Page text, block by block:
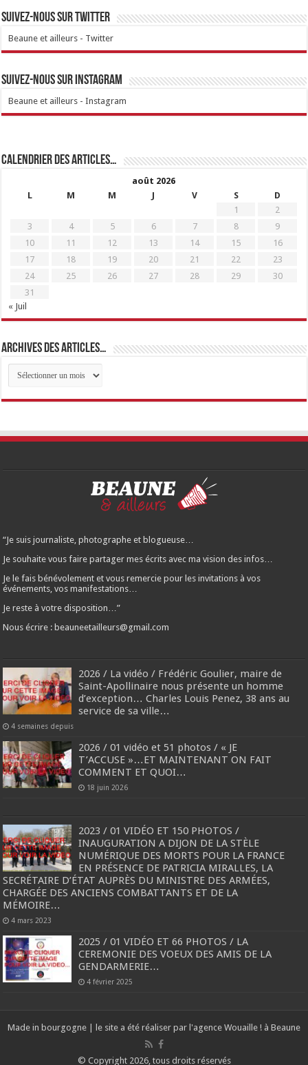
Suivez-nous sur Twitter
Beaune et ailleurs - Twitter
Suivez-nous sur Instagram
Beaune et ailleurs - Instagram
Calendrier des articles…
août 2026
L
M M J V S
D
1
2
3
4 5 6 7 8
9
10
11 12 13 14 15
16
17
18 19 20 21 22
23
24
25 26 27 28 29
30
31
« Juil
Archives des articles…
Archives
des
articles…
“Je suis journaliste, photographe et blogueuse…
Je souhaite vous faire partager mes écrits avec ma vision des infos…
Je le fais bénévolement et vous remercie pour les invitations à vos
événements, vos manifestations…
Je reste à votre disposition…”
Nous écrire : beauneetailleurs@gmail.com
2026 / La vidéo / Frédéric Goulier, maire de
Saint-Apollinaire nous présente un homme
d’exception… Charles Louis Penez, 38 ans au
service de sa ville…
4 semaines depuis
2026 / 01 vidéo et 51 photos / « JE
T’ACCUSE »…ET MAINTENANT ON FAIT
COMMENT ET QUOI…
18 juin 2026
2023 / 01 VIDÉO ET 150 PHOTOS /
INAUGURATION A DIJON DE LA STÈLE
NUMÉRIQUE DES MORTS POUR LA FRANCE
EN PRÉSENCE DE PATRICIA MIRALLES, LA
SECRÉTAIRE D’ÉTAT AUPRÈS DU MINISTRE DES ARMÉES,
CHARGÉE DES ANCIENS COMBATTANTS ET DE LA
MÉMOIRE…
4 mars 2023
2025 / 01 VIDÉO ET 66 PHOTOS / LA
CEREMONIE DES VOEUX DES AMIS DE LA
GENDARMERIE…
4 février 2025
Made in bourgogne | le site a été réaliser par l'agence Wouaille ! à Beaune
© Copyright 2026, tous droits réservés